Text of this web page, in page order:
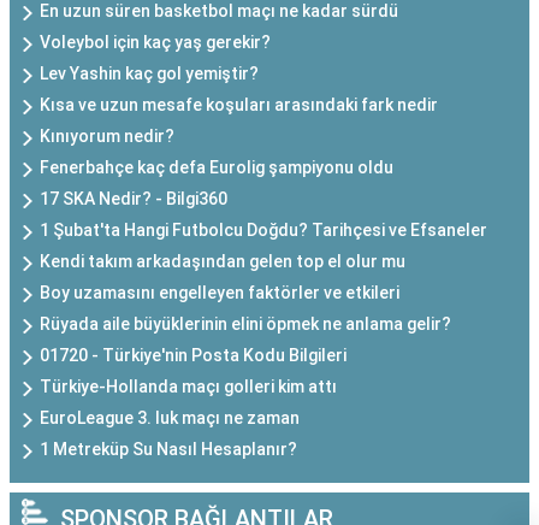
En uzun süren basketbol maçı ne kadar sürdü
Voleybol için kaç yaş gerekir?
Lev Yashin kaç gol yemiştir?
Kısa ve uzun mesafe koşuları arasındaki fark nedir
Kınıyorum nedir?
Fenerbahçe kaç defa Eurolig şampiyonu oldu
17 SKA Nedir? - Bilgi360
1 Şubat'ta Hangi Futbolcu Doğdu? Tarihçesi ve Efsaneler
Kendi takım arkadaşından gelen top el olur mu
Boy uzamasını engelleyen faktörler ve etkileri
Rüyada aile büyüklerinin elini öpmek ne anlama gelir?
01720 - Türkiye'nin Posta Kodu Bilgileri
Türkiye-Hollanda maçı golleri kim attı
EuroLeague 3. luk maçı ne zaman
1 Metreküp Su Nasıl Hesaplanır?
SPONSOR BAĞLANTILAR